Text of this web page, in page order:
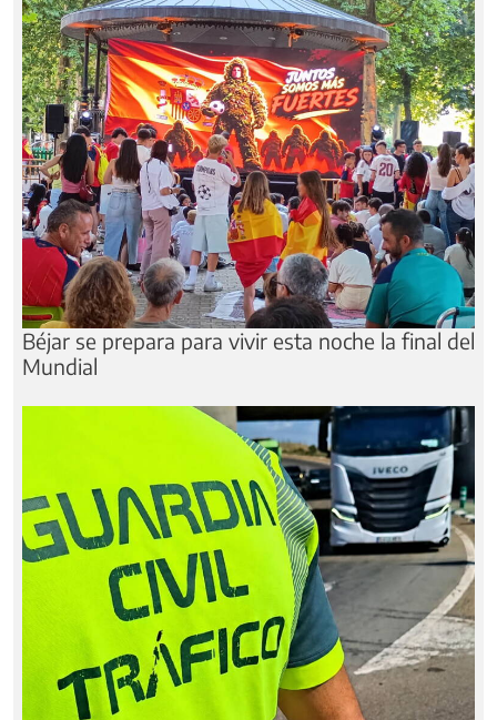
Béjar se prepara para vivir esta noche la final del
Mundial